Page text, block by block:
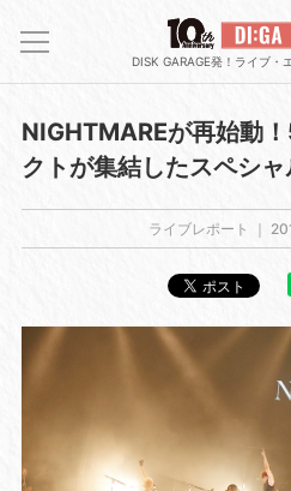
DISK GARAGE発！ライブ・
NIGHTMAREが再始動
クトが集結したスペシ
ライブレポート ｜